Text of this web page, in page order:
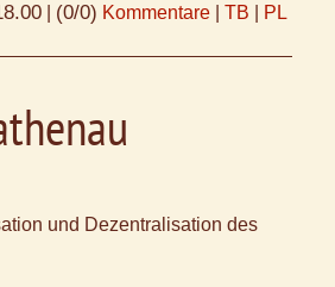
(0/0) Kommentare TB PL
und Dezentralisation des